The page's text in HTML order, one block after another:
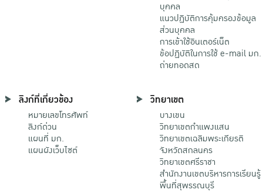
บุคคล
แนวปฏิบัติการคุ้มครองข้อมูล
ส่วนบุคคล
การเข้าใช้อินเตอร์เน็ต
ข้อปฏิบัติในการใช้ e-mail มก.
ถ่ายทอดสด
ลิงก์ที่เกี่ยวข้อง
หมายเลขโทรศัพท์
ลิงก์ด่วน
แผนที่ มก.
แผนผังเว็บไซต์
วิทยาเขต
บางเขน
วิทยาเขตกําแพงแสน
วิทยาเขตเฉลิมพระเกียรติ
จังหวัดสกลนคร
วิทยาเขตศรีราชา
สำนักงานเขตบริหารการเรียนรู้
พื้นที่สุพรรณบุรี